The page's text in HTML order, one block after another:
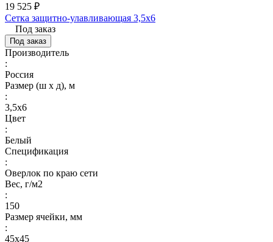
19 525 ₽
Сетка защитно-улавливающая 3,5х6
Под заказ
Под заказ
Производитель
:
Россия
Размер (ш х д), м
:
3,5х6
Цвет
:
Белый
Спецификация
:
Оверлок по краю сети
Вес, г/м2
:
150
Размер ячейки, мм
:
45х45